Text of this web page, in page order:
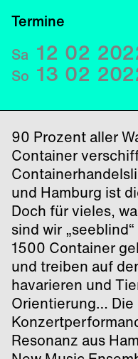
Termine
Sa 12 02
So 13 02
90 Prozent aller
Container
und Hamburg ist
Doch für vieles,
sind wir
1500 Container
und treiben auf
havarieren und
Orientierung… Die
Resonanz aus